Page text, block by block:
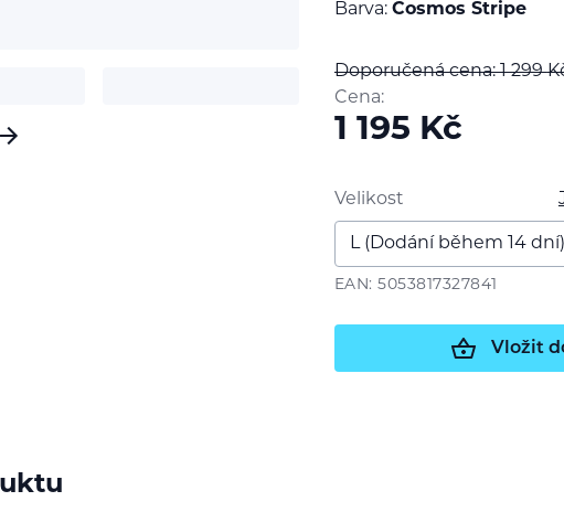
Barva: Cosmos Stripe
Doporučená cena: 1 299
Cena:
1 195 Kč
Velikost
EAN: 5053817327841
Vložit